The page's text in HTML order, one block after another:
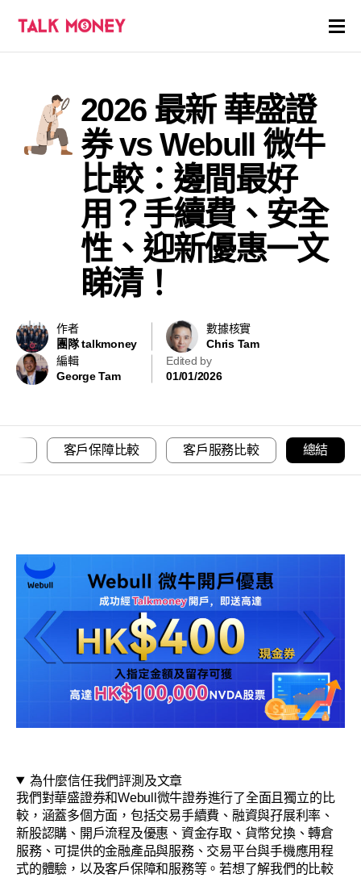
證券商評價
各種投資產品戶口
關於
2026 最新 華盛證
券 vs Webull 微牛
比較：邊間最好
用？手續費、安全
性、迎新優惠一文
睇清！
作者
團隊 talkmoney
數據核實
Chris Tam
編輯
George Tam
Edited by
01/01/2026
客戶保障比較 客戶服務比較 總結
為什麼信任我們評測及文章
我們對華盛證券和Webull微牛證券進行了全面且獨立的比
較，涵蓋多個方面，包括交易手續費、融資與孖展利率、
新股認購、開戶流程及優惠、資金存取、貨幣兌換、轉倉
服務、可提供的金融產品與服務、交易平台與手機應用程
式的體驗，以及客戶保障和服務等。若想了解我們的比較